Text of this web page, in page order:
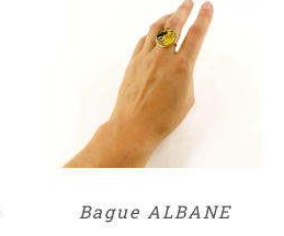
Bague ALBANE